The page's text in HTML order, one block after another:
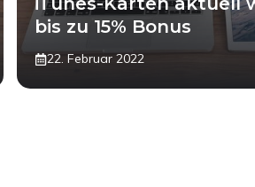
bis zu 15% Bonus
22. Februar 2022